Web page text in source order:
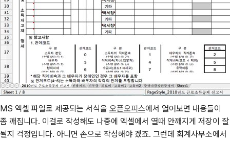
MS 엑셀 파일로 제공되는 서식을 오픈오피스에서 열어보면 내용들이
좀 깨집니다. 이걸로 작성해도 나중에 엑셀에서 열때 안깨지게 저장이 잘
될지 걱정입니다. 아니면 손으로 작성해야 겠죠. 그런데 회계사무소에서